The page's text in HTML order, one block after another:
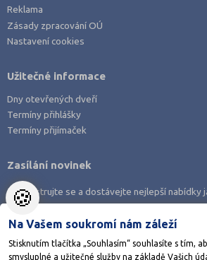
Reklama
Zásady zpracování OÚ
Nastavení cookies
Užitečné informace
Dny otevřených dveří
Termíny přihlášky
Termíny přijímaček
Zasílání novinek
Zaregistrujte se a dostávejte nejlepší nabídky
🍪
Na Vašem soukromí nám záleží
Stisknutím tlačítka „Souhlasím“ souhlasíte s tím,
smysluplné a užitečné služby na základě Vašich